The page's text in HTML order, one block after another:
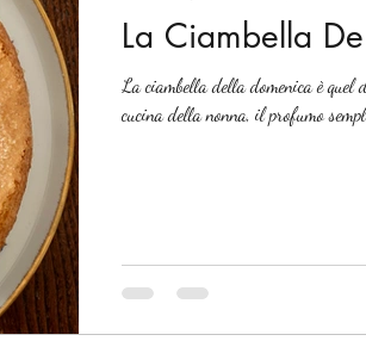
La Ciambella
La ciambella della domenica è
cucina della nonna, il profumo